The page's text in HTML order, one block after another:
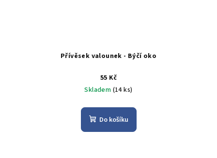
Přívěsek valounek - Býčí oko
55 Kč
Skladem (14 ks)
Do košíku